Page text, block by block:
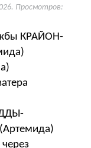
. Просмотров:
КРАЙОН-